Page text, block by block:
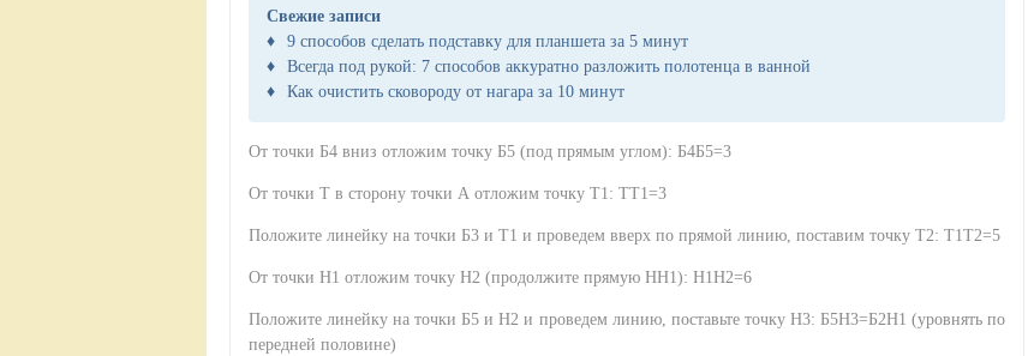
Свежие записи
9 способов сделать подставку для планшета за 5 минут
Всегда под рукой: 7 способов аккуратно разложить полотенца в ванной
Как очистить сковороду от нагара за 10 минут
От точки Б4 вниз отложим точку Б5 (под прямым углом): Б4Б5=3
От точки Т в сторону точки А отложим точку Т1: ТТ1=3
Положите линейку на точки Б3 и Т1 и проведем вверх по прямой линию, поставим точку Т2: Т1Т2=5
От точки Н1 отложим точку Н2 (продолжите прямую НН1): Н1Н2=6
Положите линейку на точки Б5 и Н2 и проведем линию, поставьте точку Н3: Б5Н3=Б2Н1 (уровнять по
передней половине)